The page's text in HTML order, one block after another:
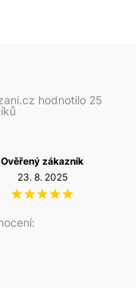
hodnotilo 25
Ověřený zákazník
23. 8. 2025